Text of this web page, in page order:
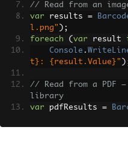
// Read from an
var results =
l.png" );
foreach
( var result
Console .
t}: {result.Value}"
// Read from a PDF
library
var pdfResults =